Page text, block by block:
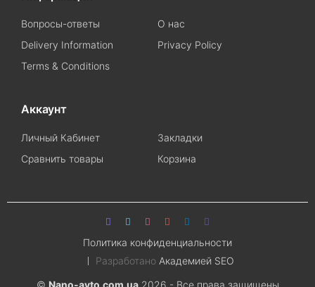
Вопросы-ответы
О нас
Delivery Information
Privacy Policy
Terms & Conditions
Аккаунт
Личный Кабинет
Закладки
Сравнить товары
Корзина
© Nano-avto.com.ua2026 - Все права защищены
Политика конфиденциальности
Разработано Академией SEO